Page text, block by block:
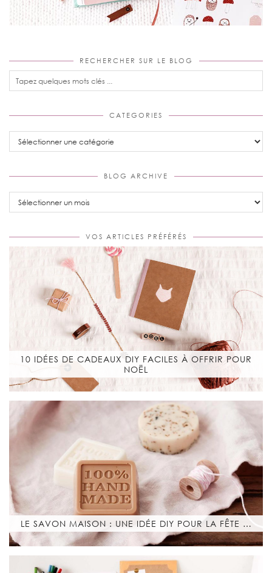
RECHERCHER SUR LE BLOG
CATEGORIES
Categories
BLOG ARCHIVE
Blog
Archive
VOS ARTICLES PRÉFÉRÉS
10 IDÉES DE CADEAUX DIY FACILES À OFFRIR POUR
NOËL
LE SAVON MAISON : UNE IDÉE DIY POUR LA FÊTE …